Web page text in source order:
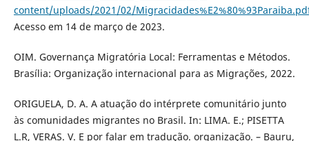
content/uploads/2021/02/
Acesso em 14 de março de 2023.
OIM. Governança Migratória Local: Ferramentas e Métodos.
Brasília: Organização internacional para as Migrações, 2022.
ORIGUELA, D. A. A atuação do intérprete comunitário junto
às comunidades migrantes no Brasil. In: LIMA. E.; PISETTA
L.R, VERAS. V. E por falar em tradução. organização. – Bauru,